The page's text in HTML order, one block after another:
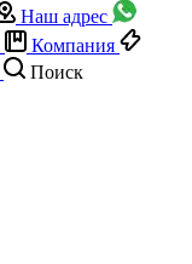
Наш адрес
Компания
Поиск